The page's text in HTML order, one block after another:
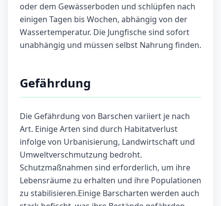
oder dem Gewässerboden und schlüpfen nach
einigen Tagen bis Wochen, abhängig von der
Wassertemperatur. Die Jungfische sind sofort
unabhängig und müssen selbst Nahrung finden.
Gefährdung
Die Gefährdung von Barschen variiert je nach
Art. Einige Arten sind durch Habitatverlust
infolge von Urbanisierung, Landwirtschaft und
Umweltverschmutzung bedroht.
Schutzmaßnahmen sind erforderlich, um ihre
Lebensräume zu erhalten und ihre Populationen
zu stabilisieren.Einige Barscharten werden auch